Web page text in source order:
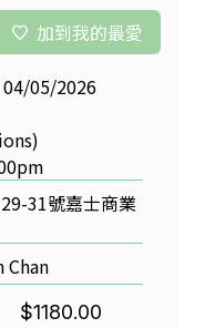
加到我的最愛
05/2026
31號嘉士商業
Chan
$1180.00